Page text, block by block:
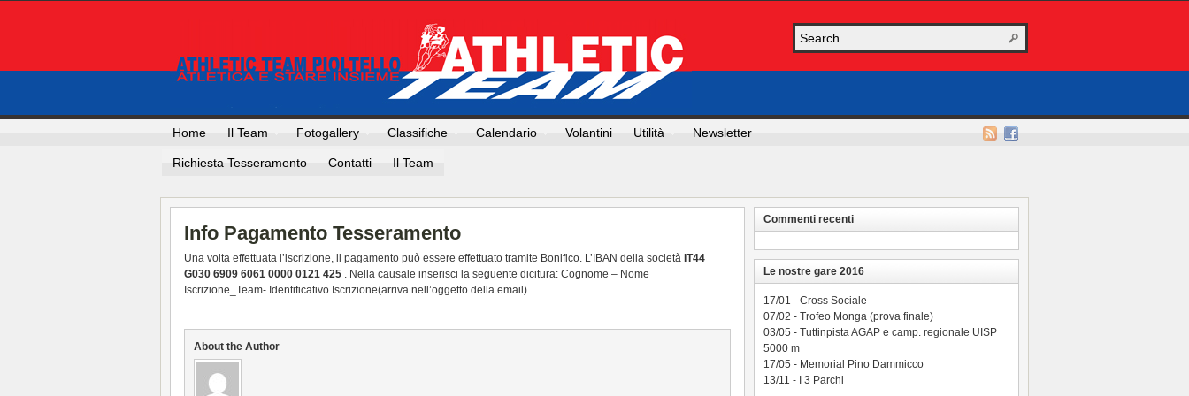
Home Il Team Fotogallery Classifiche Calendario Volantini Utilità Newsletter
Richiesta Tesseramento Contatti Il Team
Info Pagamento Tesseramento
Una volta effettuata l’iscrizione, il pagamento può essere effettuato tramite Bonifico. L’IBAN della società IT44
G030 6909 6061 0000 0121 425 . Nella causale inserisci la seguente dicitura: Cognome – Nome
Iscrizione_Team- Identificativo Iscrizione(arriva nell’oggetto della email).
About the Author
Commenti recenti
Le nostre gare 2016
17/01 - Cross Sociale
07/02 - Trofeo Monga (prova finale)
03/05 - Tuttinpista AGAP e camp. regionale UISP
5000 m
17/05 - Memorial Pino Dammicco
13/11 - I 3 Parchi